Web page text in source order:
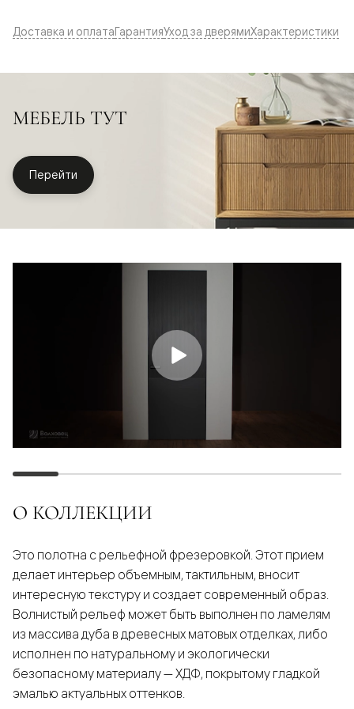
Доставка и оплатаГарантияУход за дверямиХарактеристики
МЕБЕЛЬ ТУТ
Перейти
О КОЛЛЕКЦИИ
Это полотна с рельефной фрезеровкой. Этот прием
делает интерьер объемным, тактильным, вносит
интересную текстуру и создает современный образ.
Волнистый рельеф может быть выполнен по ламелям
из массива дуба в древесных матовых отделках, либо
исполнен по натуральному и экологически
безопасному материалу — ХДФ, покрытому гладкой
эмалью актуальных оттенков.